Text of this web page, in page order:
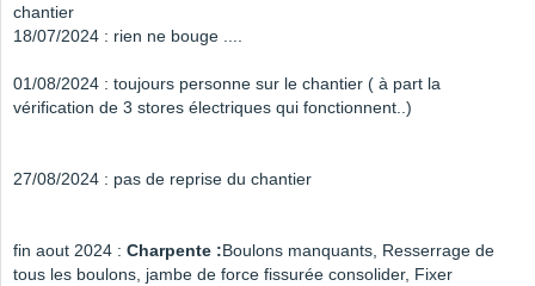
chantier
18/07/2024 : rien ne bouge ....
01/08/2024 : toujours personne sur le chantier ( à part la
vérification de 3 stores électriques qui fonctionnent..)
27/08/2024 : pas de reprise du chantier
fin aout 2024 : Charpente :Boulons manquants, Resserrage de
tous les boulons, jambe de force fissurée consolider, Fixer